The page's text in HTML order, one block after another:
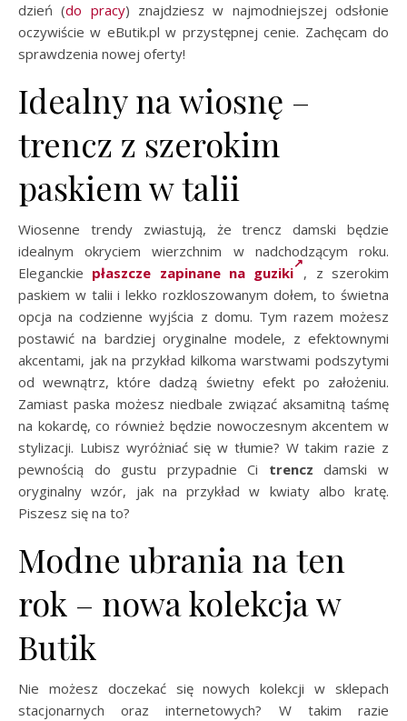
dzień (do pracy) znajdziesz w najmodniejszej odsłonie
oczywiście w eButik.pl w przystępnej cenie. Zachęcam do
sprawdzenia nowej oferty!
Idealny na wiosnę –
trencz z szerokim
paskiem w talii
Wiosenne trendy zwiastują, że trencz damski będzie
idealnym okryciem wierzchnim w nadchodzącym roku.
Eleganckie płaszcze zapinane na guziki , z szerokim
paskiem w talii i lekko rozkloszowanym dołem, to świetna
opcja na codzienne wyjścia z domu. Tym razem możesz
postawić na bardziej oryginalne modele, z efektownymi
akcentami, jak na przykład kilkoma warstwami podszytymi
od wewnątrz, które dadzą świetny efekt po założeniu.
Zamiast paska możesz niedbale związać aksamitną taśmę
na kokardę, co również będzie nowoczesnym akcentem w
stylizacji. Lubisz wyróżniać się w tłumie? W takim razie z
pewnością do gustu przypadnie Ci trencz damski w
oryginalny wzór, jak na przykład w kwiaty albo kratę.
Piszesz się na to?
Modne ubrania na ten
rok – nowa kolekcja w
Butik
Nie możesz doczekać się nowych kolekcji w sklepach
stacjonarnych oraz internetowych? W takim razie